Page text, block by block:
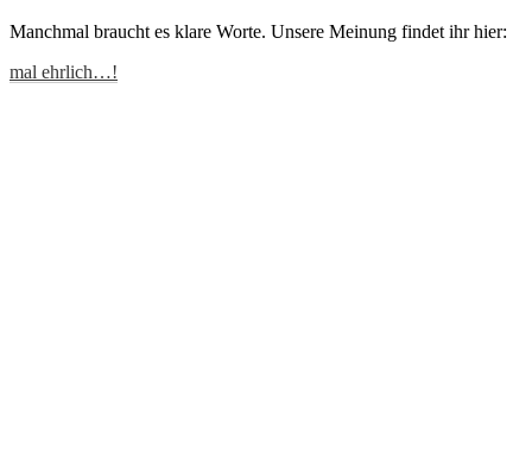
Manchmal braucht es klare Worte. Unsere Meinung findet ihr hier:
mal ehrlich…!